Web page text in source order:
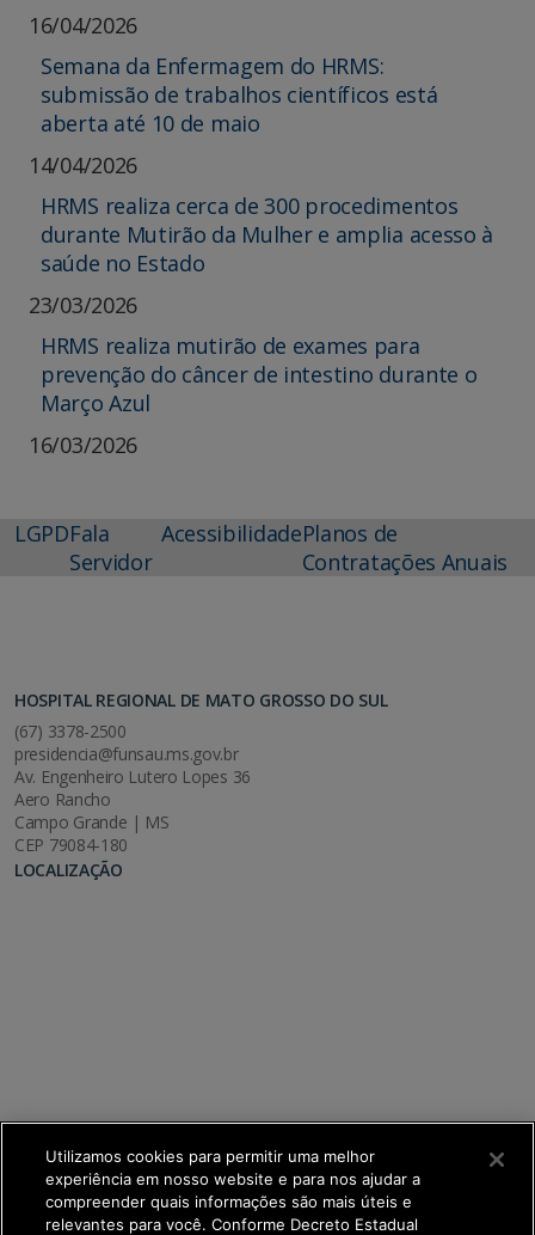
16/04/2026
Semana da Enfermagem do HRMS:
submissão de trabalhos científicos está
aberta até 10 de maio
14/04/2026
HRMS realiza cerca de 300 procedimentos
durante Mutirão da Mulher e amplia acesso à
saúde no Estado
23/03/2026
HRMS realiza mutirão de exames para
prevenção do câncer de intestino durante o
Março Azul
16/03/2026
LGPDFala
Servidor
AcessibilidadePlanos de
Contratações Anuais
HOSPITAL REGIONAL DE MATO GROSSO DO SUL
(67) 3378-2500
presidencia@funsau.ms.gov.br
Av. Engenheiro Lutero Lopes 36
Aero Rancho
Campo Grande | MS
CEP 79084-180
LOCALIZAÇÃO
Utilizamos cookies para permitir uma melhor
experiência em nosso website e para nos ajudar a
compreender quais informações são mais úteis e
relevantes para você. Conforme Decreto Estadual